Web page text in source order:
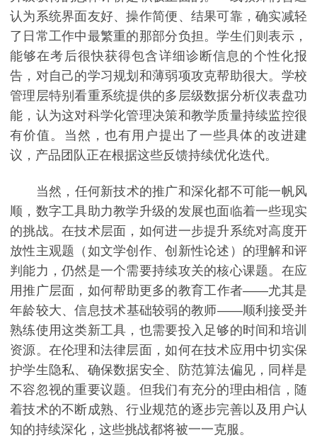
认为系统界面友好、操作简便、结果可靠，确实减轻
了日常工作中最繁重的那部分负担。学生们则表示，
能够在考后很快获得包含详细诊断信息的个性化报
告，对自己的学习规划和薄弱项攻克帮助很大。学校
管理层特别看重系统提供的多层级数据分析仪表盘功
能，认为这对科学化管理决策和教学质量持续监控很
有价值。当然，也有用户提出了一些具体的改进建
议，产品团队正在根据这些反馈持续优化迭代。
当然，任何新技术的推广和深化都不可能一帆风
顺，数字工具助力教学升级的发展也面临着一些现实
的挑战。在技术层面，如何进一步提升系统对高度开
放性主观题（如文学创作、创新性论述）的理解和评
判能力，仍然是一个需要持续攻关的核心课题。在应
用推广层面，如何帮助更多的教育工作者——尤其是
年龄较大、信息技术基础较弱的教师——顺利接受并
熟练使用这类新工具，也需要投入足够的时间和培训
资源。在伦理和法律层面，如何在技术应用中切实保
护学生隐私、确保数据安全、防范算法偏见，同样是
不容忽视的重要议题。但我们有充分的理由相信，随
着技术的不断成熟、行业规范的逐步完善以及用户认
知的持续深化，这些挑战都将被一一克服。